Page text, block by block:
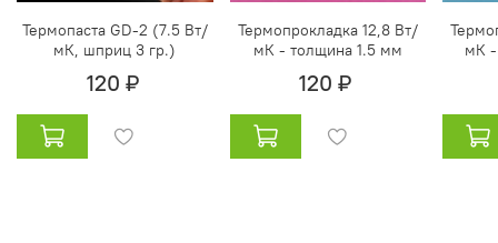
Термопаста GD-2 (7.5 Вт/
мК, шприц 3 гр.)
120 ₽
Термопрокладка 12,8 Вт/
мК - толщина 1.5 мм
120 ₽
мК